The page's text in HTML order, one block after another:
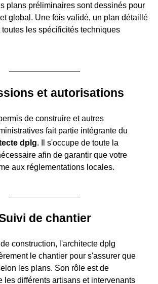
plans préliminaires sont dessinés pour
global. Une fois validé, un plan détaillé
les spécificités techniques
et autorisations
de construire et autres
fait partie intégrante du
dplg. Il s'occupe de toute la
afin de garantir que votre
aux réglementations locales.
de chantier
construction, l'architecte dplg
le chantier pour s'assurer que
les plans. Son rôle est de
les différents artisans et intervenants